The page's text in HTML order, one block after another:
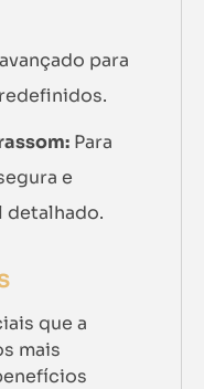
para
Para
e
detalhado.
que a
mais